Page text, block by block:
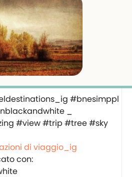
di viaggio_ig
con: